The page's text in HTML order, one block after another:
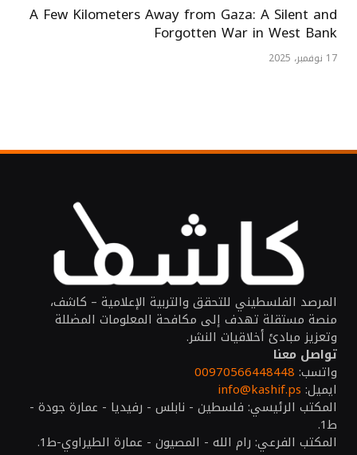
A Few Kilometers Away from Gaza: A Silent and
Forgotten War in West Bank
17 نوفمبر، 2025
المرصد الفلسطيني للتحقق والتربية الإعلامية – كاشف،
منصة مستقلة تهدف إلى مكافحة المعلومات المضللة
وتعزيز مبادئ أخلاقيات النشر.
تواصل معنا
واتسب: 00970566448448
ايميل: info@kashif.ps
المكتب الرئيسي: فلسطين - نابلس - رفيديا - عمارة جودة -
ط1.
المكتب الفرعي: رام الله - المصيون - عمارة الطيراوي-ط1.